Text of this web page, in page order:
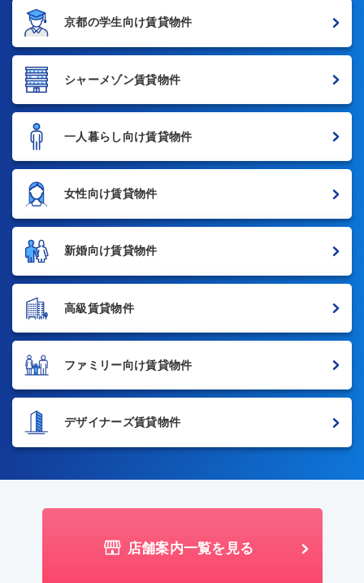
京都の学生向け賃貸物件
シャーメゾン賃貸物件
一人暮らし向け賃貸物件
女性向け賃貸物件
新婚向け賃貸物件
高級賃貸物件
ファミリー向け賃貸物件
デザイナーズ賃貸物件
店舗案内一覧を見る